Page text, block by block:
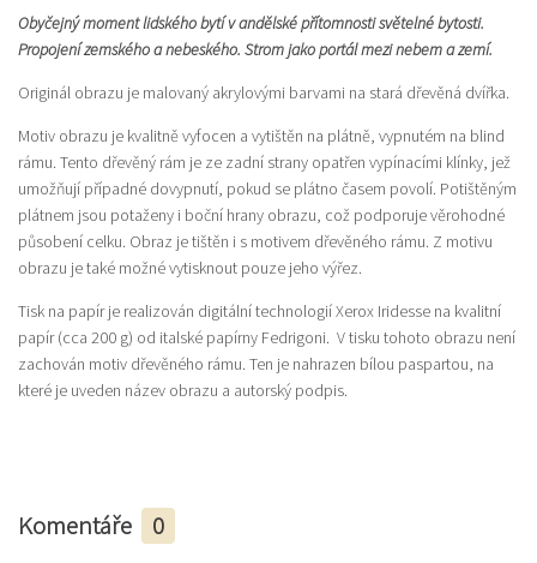
Obyčejný moment lidského bytí v andělské přítomnosti světelné bytosti.
Propojení zemského a nebeského. Strom jako portál mezi nebem a zemí.
Originál obrazu je malovaný akrylovými barvami na stará dřevěná dvířka.
Motiv obrazu je kvalitně vyfocen a vytištěn na plátně, vypnutém na blind
rámu. Tento dřevěný rám je ze zadní strany opatřen vypínacími klínky, jež
umožňují případné dovypnutí, pokud se plátno časem povolí. Potištěným
plátnem jsou potaženy i boční hrany obrazu, což podporuje věrohodné
působení celku. Obraz je tištěn i s motivem dřevěného rámu. Z motivu
obrazu je také možné vytisknout pouze jeho výřez.
Tisk na papír je realizován digitální technologií Xerox Iridesse na kvalitní
papír (cca 200 g) od italské papírny Fedrigoni. V tisku tohoto obrazu není
zachován motiv dřevěného rámu. Ten je nahrazen bílou paspartou, na
které je uveden název obrazu a autorský podpis.
Komentáře 0